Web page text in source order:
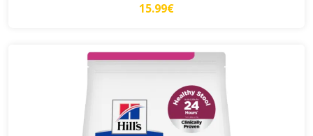
15.99€